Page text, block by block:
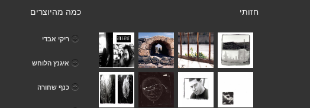
כמה מהיוצרים
ריקי אבדי
איגנץ הלוחש
כנף שחורה
חזותי